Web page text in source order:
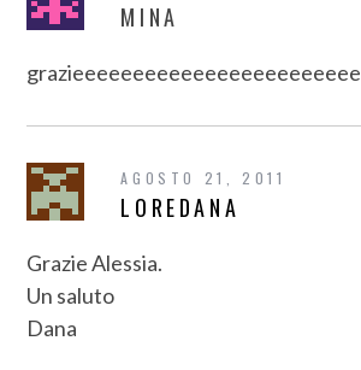
MINA
AGOSTO 21, 2011
LOREDANA
Grazie Alessia.
Un saluto
Dana